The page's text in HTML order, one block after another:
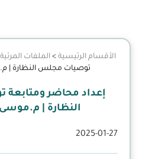
الأقسام الرئيسية > الملفات المرئية
توصيات مجلس النظارة |
إعداد محاضر
النظارة |
2025-01-27